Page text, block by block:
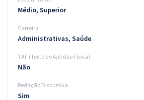
Médio, Superior
Carreira
Administrativas, Saúde
TAF (Teste de Aptidão Física)
Não
Redação Discursiva
Sim